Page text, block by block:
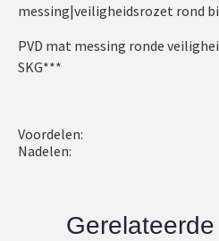
messing|veiligheidsrozet rond
PVD mat messing ronde
SKG***
Voordelen:
Nadelen: